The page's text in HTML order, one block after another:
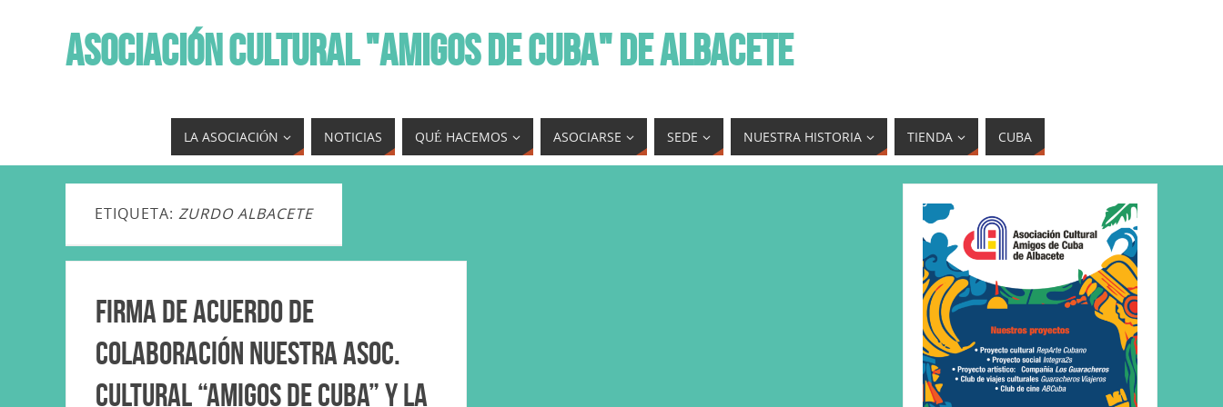
ASOCIACIÓN CULTURAL "AMIGOS DE CUBA" DE ALBACETE
LA ASOCIACIÓN NOTICIAS QUÉ HACEMOS ASOCIARSE SEDE NUESTRA HISTORIA TIENDA CUBA
ETIQUETA: ZURDO ALBACETE
Firma de acuerdo de
colaboración nuestra Asoc.
cultural “Amigos de Cuba” y la